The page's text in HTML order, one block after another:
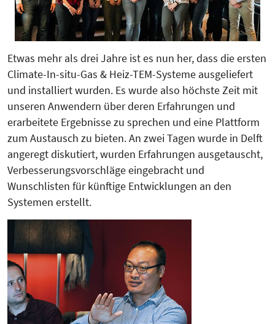
Etwas mehr als drei Jahre ist es nun her, dass die ersten
Climate-In-situ-Gas & Heiz-TEM-Systeme ausgeliefert
und installiert wurden. Es wurde also höchste Zeit mit
unseren Anwendern über deren Erfahrungen und
erarbeitete Ergebnisse zu sprechen und eine Plattform
zum Austausch zu bieten. An zwei Tagen wurde in Delft
angeregt diskutiert, wurden Erfahrungen ausgetauscht,
Verbesserungsvorschläge eingebracht und
Wunschlisten für künftige Entwicklungen an den
Systemen erstellt.